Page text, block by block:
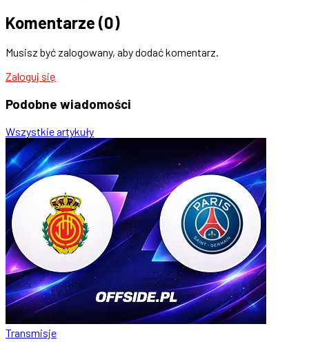
Komentarze (0)
Musisz być zalogowany, aby dodać komentarz.
Zaloguj się
Podobne wiadomości
Wszystkie artykuły
Transmisje